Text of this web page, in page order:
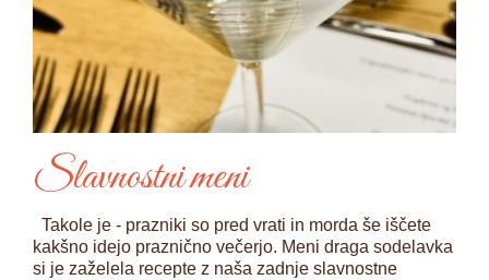
Slavnostni meni
Takole je - prazniki so pred vrati in morda še iščete
kakšno idejo praznično večerjo. Meni draga sodelavka
si je zaželela recepte z naša zadnje slavnostne